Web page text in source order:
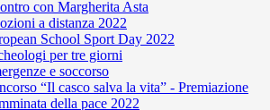
con Margherita Asta
a distanza 2022
School Sport Day 2022
per tre giorni
e soccorso
“Il casco salva la vita” - Premiazione
della pace 2022